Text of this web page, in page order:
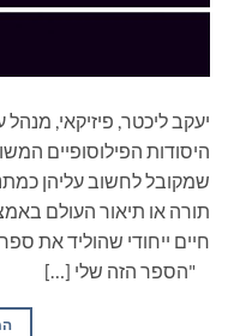
יעקב ליכטר, פיזיקאי,
היסודות הפילוסופיים
שמקובל לחשוב עליהן
תורה או תיאור העולם
חיים ייחודי שהוליד את
"הספר הזה שלי […]